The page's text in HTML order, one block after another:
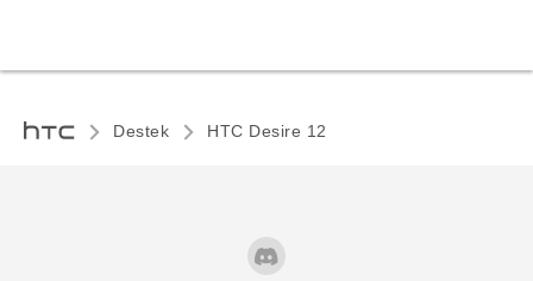
Destek HTC Desire 12‎